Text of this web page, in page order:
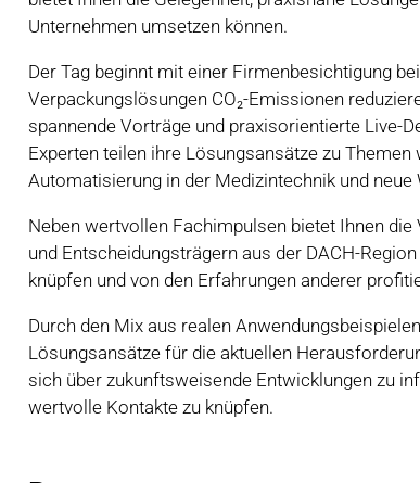
Unternehmen umsetzen können.
Der Tag beginnt mit einer Firmenbesichtigung
Verpackungslösungen CO₂-Emissionen
spannende Vorträge und praxisorientierte Live-
Experten teilen ihre Lösungsansätze zu
Automatisierung in der Medizintechnik und
Neben wertvollen Fachimpulsen bietet Ihnen
und Entscheidungsträgern aus der DACH-
knüpfen und von den Erfahrungen anderer
Durch den Mix aus realen
Lösungsansätze für die aktuellen
sich über zukunftsweisende Entwicklungen zu
wertvolle Kontakte zu knüpfen.